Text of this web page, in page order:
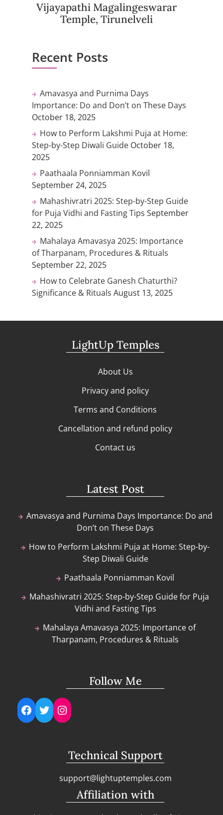
Vijayapathi Magalingeswarar
Temple, Tirunelveli
Recent Posts
Amavasya and Purnima Days
Importance: Do and Don’t on These Days
October 18, 2025
How to Perform Lakshmi Puja at Home:
Step-by-Step Diwali Guide October 18,
2025
Paathaala Ponniamman Kovil
September 24, 2025
Mahashivratri 2025: Step-by-Step Guide
for Puja Vidhi and Fasting Tips September
22, 2025
Mahalaya Amavasya 2025: Importance
of Tharpanam, Procedures & Rituals
September 22, 2025
How to Celebrate Ganesh Chaturthi?
Significance & Rituals August 13, 2025
LightUp Temples
About Us
Privacy and policy
Terms and Conditions
Cancellation and refund policy
Contact us
Latest Post
Amavasya and Purnima Days Importance: Do and
Don’t on These Days
How to Perform Lakshmi Puja at Home: Step-by-
Step Diwali Guide
Paathaala Ponniamman Kovil
Mahashivratri 2025: Step-by-Step Guide for Puja
Vidhi and Fasting Tips
Mahalaya Amavasya 2025: Importance of
Tharpanam, Procedures & Rituals
Follow Me
Facebook
TwitterInstagram
Technical Support
support@lightuptemples.com
Affiliation with